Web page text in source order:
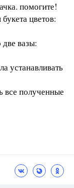
помогите!
цветов:
вазы:
устанавливать
все полученные